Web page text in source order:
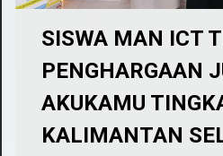
SISWA MAN ICT
PENGHARGAAN
AKUKAMU
KALIMANTAN